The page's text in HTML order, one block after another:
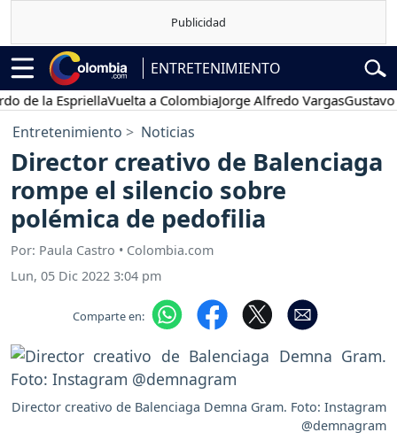
ENTRETENIMIENTO
la EspriellaVuelta a ColombiaJorge Alfredo VargasGustavo Petro
Entretenimiento Noticias
Director creativo de Balenciaga
rompe el silencio sobre
polémica de pedofilia
Por: Paula Castro • Colombia.com
Lun, 05 Dic 2022 3:04 pm
Comparte en:
Director creativo de Balenciaga Demna Gram. Foto: Instagram
@demnagram